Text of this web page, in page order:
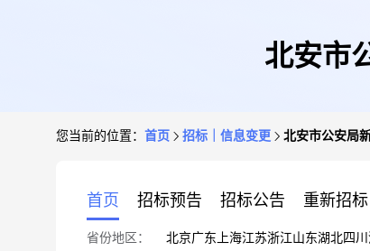
北安市
您当前的位置： 首页 招标｜信息变更 北安市公安局
首页 招标预告 招标公告 重新招标
省份地区： 北京广东 上海江苏浙江山东湖北四川